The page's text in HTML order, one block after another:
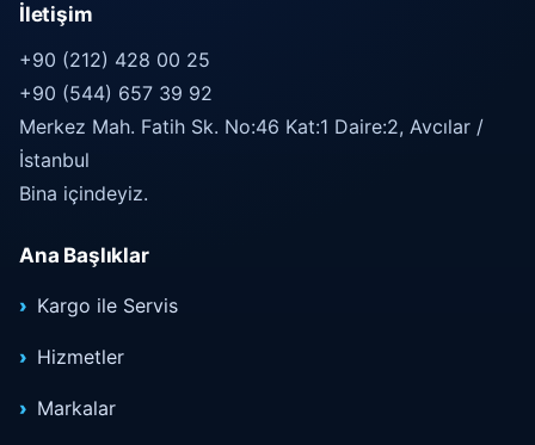
İletişim
+90 (212) 428 00 25
+90 (544) 657 39 92
Merkez Mah. Fatih Sk. No:46 Kat:1 Daire:2, Avcılar /
İstanbul
Bina içindeyiz.
Ana Başlıklar
Kargo ile Servis
Hizmetler
Markalar